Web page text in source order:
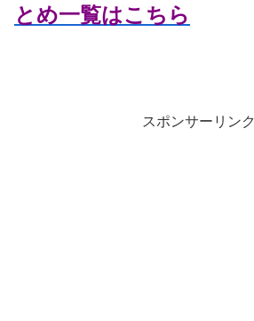
とめ一覧はこちら
スポンサーリンク